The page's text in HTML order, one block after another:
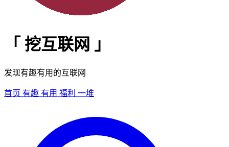
「 挖互联网 」
发现有趣有用的互联网
首页 有趣 有用 福利 一堆